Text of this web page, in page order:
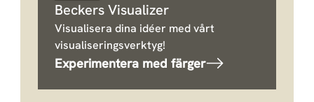
Beckers Visualizer
Visualisera dina idéer med vårt
visualiseringsverktyg!
Experimentera med färger